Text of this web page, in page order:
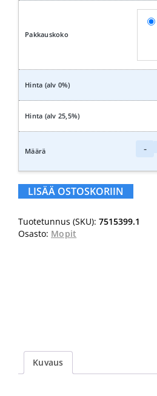
-
LISÄÄ OSTOSKORIIN
Tuotetunnus (SKU): 7515399.1
Osasto: Mopit
Kuvaus